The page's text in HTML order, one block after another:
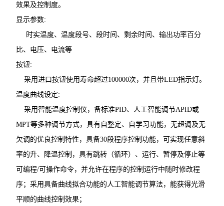
效果及控制度。
显示参数:
时实温度、温度段号、段时间、剩余时间、输出功率百分
比、电压、电流等
按钮:
采用进口按钮使用寿命超过100000次，并且带LED指示灯。
温度曲线设定:
采用智能温度控制仪，备标准PID、人工智能调节APID或
MPT等多种调节方式，具有自整定、自学习功能，无超调及无
欠调的优良控制特性，具备30段程序控制功能，可实现任意斜
率的升、降温控制，具有跳转（循环）、运行、暂停及停止等
可编程/可操作命令，并允许在程序的控制运行中随时修改程
序；采用具备曲线拟合功能的人工智能调节算法，能获得光滑
平顺的曲线控制效果；